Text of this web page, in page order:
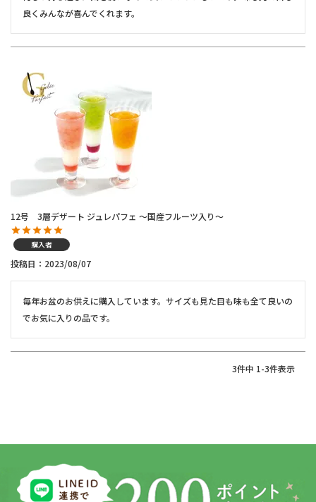
良くみんなが喜んでくれます。
12号 3層デザート ジュレパフェ ～国産フルーツ入り～
購入者
投稿日 2023/08/07
毎年お盆のお供えに購入しています。サイズも見た目も味も全て良いの
でお気に入りの品です。
3件中 1-3件表示